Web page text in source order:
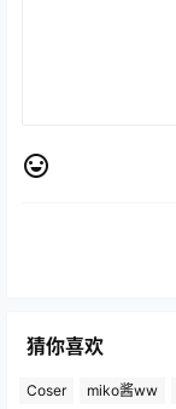
猜你喜欢
Coser miko酱ww